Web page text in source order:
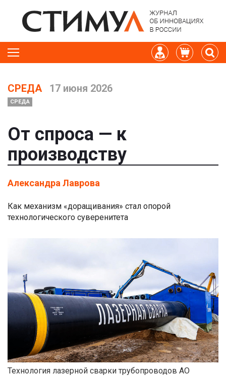
СРЕДА 17 июня 2026
СРЕДА
От спроса — к
производству
Александра Лаврова
Как механизм «доращивания» стал опорой
технологического суверенитета
Технология лазерной сварки трубопроводов АО